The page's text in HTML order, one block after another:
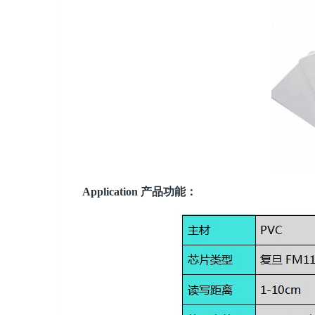
Application 产品功能：